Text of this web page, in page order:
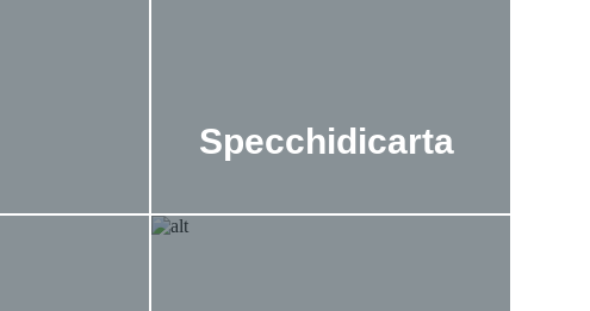
Specchidicarta